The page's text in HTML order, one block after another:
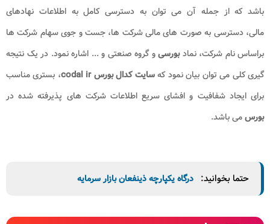
باشد که از جمله آن می توان به دسترسی کامل به اطلاعات نهادهای
مالی، دسترسی به صورت‌ های مالی شرکت ها، جست‌ و جوی سهام شرکت‌ ها
براساس نام شرکت، نمادبورسیو گروه صنعتی و ... اشاره نمود. در یک نتیجه
گیری کلی می توان بیان نمود کهسایت کدال بورس codal ir
، بستری مناسب
برای ایجاد شفافیت و افشای سریع اطلاعات شرکت های پذیرفته شده در
بورسمی باشد.
حتما بخوانید: درگاه یکپارچه ذینفعان بازار سرمایه